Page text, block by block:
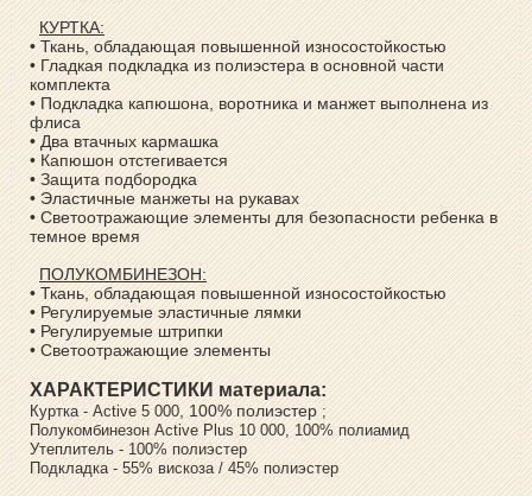
КУРТКА:
• Ткань, обладающая повышенной износостойкостью
• Гладкая подкладка из полиэстера в основной части
комплекта
• Подкладка капюшона, воротника и манжет выполнена из
флиса
• Два втачных кармашка
• Капюшон отстегивается
• Защита подбородка
• Эластичные манжеты на рукавах
• Светоотражающие элементы для безопасности ребенка в
темное время
ПОЛУКОМБИНЕЗОН:
• Ткань, обладающая повышенной износостойкостью
• Регулируемые эластичные лямки
• Регулируемые штрипки
• Светоотражающие элементы
ХАРАКТЕРИСТИКИ материала:
Куртка - Аctive 5 000, 100% полиэстер;
Полукомбинезон Active Plus 10 000, 100% полиамид
Утеплитель - 100% полиэстер
Подкладка - 55% вискоза / 45% полиэстер